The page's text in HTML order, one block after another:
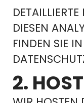
DIESEN
FINDEN SIE
2.